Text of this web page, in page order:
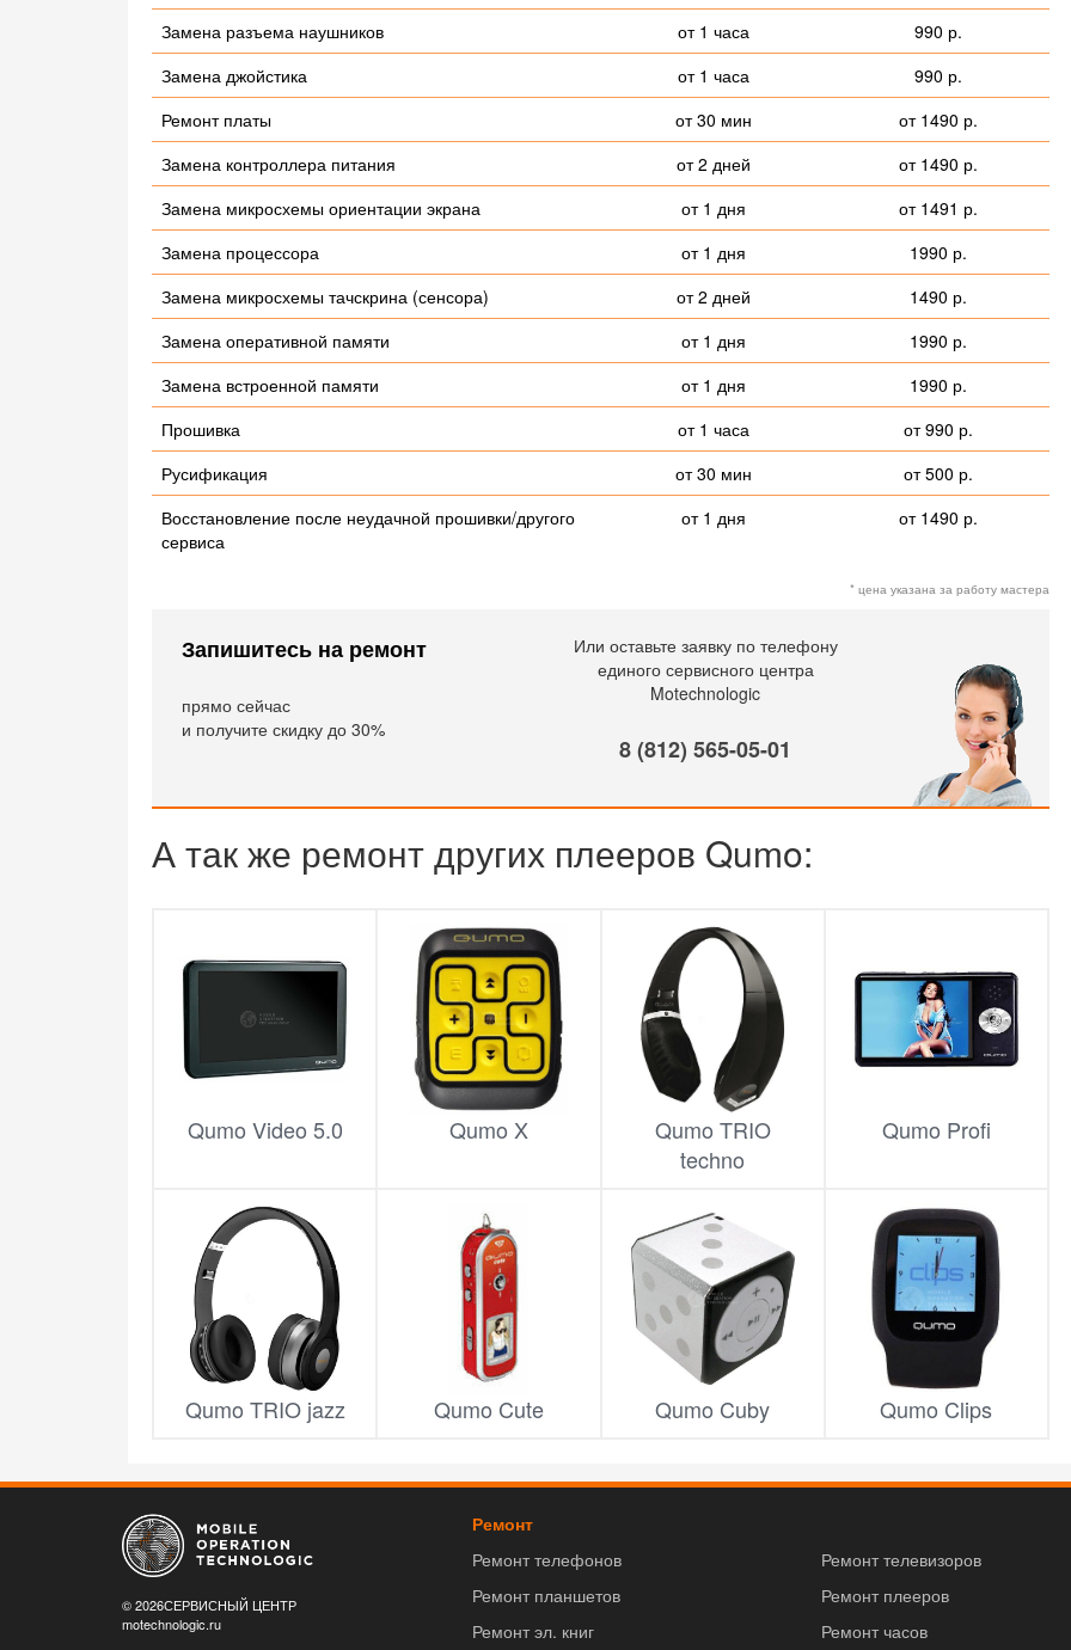
Замена разъема наушников
от 1 часа
990 р.
Замена джойстика
от 1 часа
990 р.
Ремонт платы
от 30 мин
от 1490 р.
Замена контроллера питания
от 2 дней
от 1490 р.
Замена микросхемы ориентации экрана
от 1 дня
от 1491 р.
Замена процессора
от 1 дня
1990 р.
Замена микросхемы тачскрина (сенсора)
от 2 дней
1490 р.
Замена оперативной памяти
от 1 дня
1990 р.
Замена встроенной памяти
от 1 дня
1990 р.
Прошивка
от 1 часа
от 990 р.
Русификация
от 30 мин
от 500 р.
Восстановление после неудачной прошивки/другого
сервиса
от 1 дня от 1490 р.
* цена указана за работу мастера
Запишитесь на ремонт
прямо сейчас
и получите скидку до 30%
Или оставьте заявку по телефону
единого сервисного центра
Motechnologic
8 (812) 565-05-01
А так же ремонт других плееров Qumo:
Qumo Video 5.0 Qumo X
Qumo TRIO
techno
Qumo Profi
Qumo TRIO jazz Qumo Cute Qumo Cuby Qumo Clips
© 2026СЕРВИСНЫЙ ЦЕНТР
motechnologic.ru
Ремонт
Ремонт телефонов
Ремонт планшетов
Ремонт эл. книг
Ремонт телевизоров
Ремонт плееров
Ремонт часов